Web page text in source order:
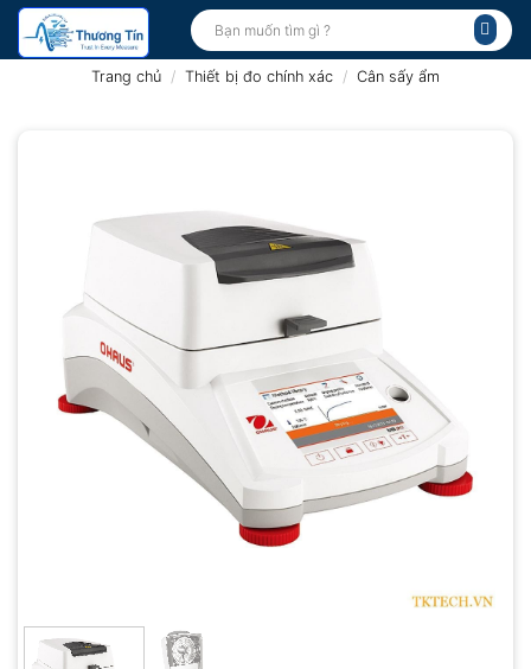
Bỏ
qua
Tìm
kiếm:
Trang chủ / Thiết bị đo chính xác / Cân sấy ẩm